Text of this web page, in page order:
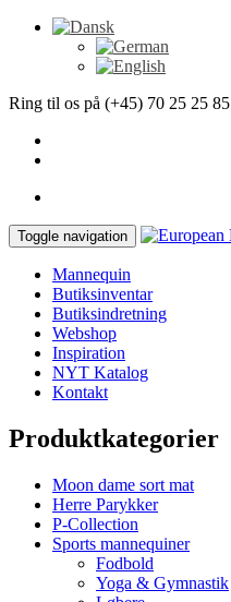
Ring til os på (+45) 70 25 25 85
Toggle navigation
Mannequin
Butiksinventar
Butiksindretning
Webshop
Inspiration
NYT Katalog
Kontakt
Produktkategorier
Moon dame sort mat
Herre Parykker
P-Collection
Sports mannequiner
Fodbold
Yoga & Gymnastik